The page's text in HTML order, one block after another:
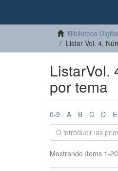
Biblioteca Digital
Listar Vol. 4,
ListarVol.
por tema
0-9 A B C D E
Mostrando ítems 1-